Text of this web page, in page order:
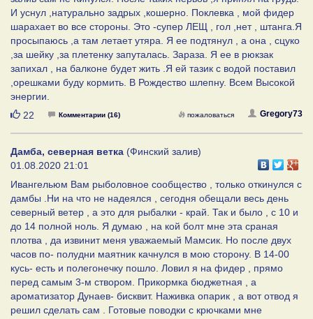
И уснул ,натурально задрых ,кошерно. Поклевка , мой фидер
шарахает во все стороны. Это -супер ЛЕЩ , гол ,нет , штанга.Я
просыпаюсь ,а там летает утяра. Я ее подтянул , а она , сцуко
,за шейку ,за плетенку запуталась. Зараза. Я ее в рюкзак
запихал , на балконе будет жить .Я ей тазик с водой поставил
,орешками буду кормить. В Рождество шлепну. Всем Высокой
энергии.
Нравится
22 Комментарии (16) Gregory73
пожаловаться
Дамба, северная ветка (Финский залив)
01.08.2020 21:01
Ивангельюм Вам рыболовное сообщество , только откинулся с
дамбы .Ни на что не надеялся , сегодня обещали весь день
северный ветер , а это для рыбалки - край. Так и было , с 10 и
до 14 полной ноль. Я думаю , на кой болт мне эта сраная
плотва , да извинит меня уважаемый Мамсик. Но после двух
часов по- полудни маятник качнулся в мою сторону. В 14-00
кусь- есть и полегонечку пошло. Ловил я на фидер , прямо
перед самым 3-м створом. Прикормка бюджетная , а
ароматизатор Дунаев- бисквит. Наживка опарик , а вот отвод я
решил сделать сам . Готовые поводки с крючками мне